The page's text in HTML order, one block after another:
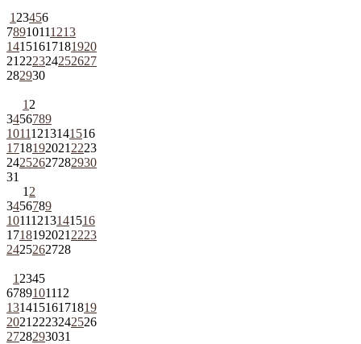
1 23456
78910111213
14151617181920
21 222324252627
282930
1 2
3456789
10111213141516
1718192021 2223
24252627282930
31
1 2
3456789
10111213141516
1718192021 2223
2425262728
1 2345
6789101112
13141516171819
2021 2223242526
2728293031